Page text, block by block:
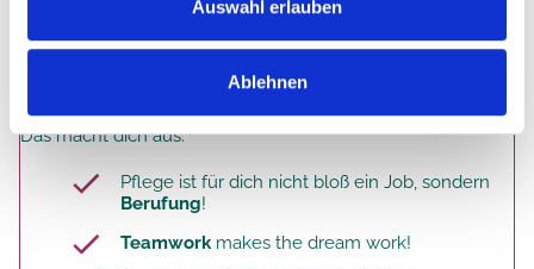
Auswahl erlauben
Ablehnen
Krankenpfleger:in
Pflegefachmann / Pflegefachfrau
Das macht dich aus:
Pflege ist für dich nicht bloß ein Job, sondern
Berufung!
Teamworkmakes the dream work!